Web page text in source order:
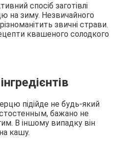
спосіб заготівлі
на зиму. Незвичайного
звичні страви.
квашеного солодкого
підійде не будь-який
бажано не
В іншому випадку він
кашу.